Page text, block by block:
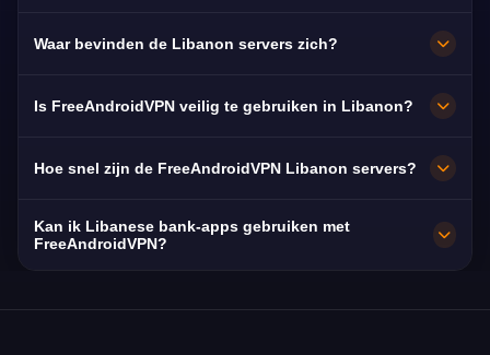
Libanese VPN-servers in Beiroet, Tripoli en
meeste gebruikers genieten van buffervrij HD-
Waar bevinden de Libanon servers zich?
servers in Libanon, waaronder Beiroet, Tripoli
verbindingen voor maximale snelheid.
Is FreeAndroidVPN veilig te gebruiken in Libanon?
AES-256-versleuteling en een strikt no-logs
waardoor een VPN essentieel is voor privacy.
Hoe snel zijn de FreeAndroidVPN Libanon servers?
met 10 Gbps netwerkcapaciteit. De
Mbps, en onze VPN is geoptimaliseerd om
Kan ik Libanese bank-apps gebruiken met
FreeAndroidVPN?
toegang tot Libanese bankdiensten vanuit het